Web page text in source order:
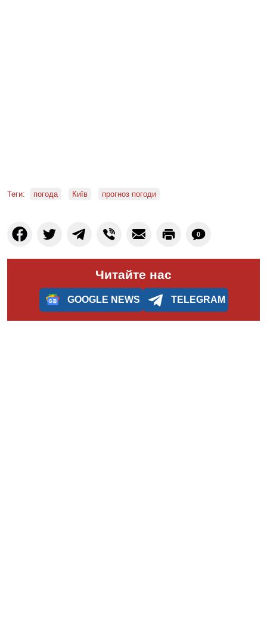
Теги: погода Київ прогноз погоди
0
Читайте нас
GOOGLE NEWS TELEGRAM